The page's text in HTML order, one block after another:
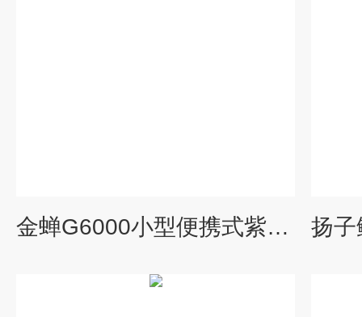
金蝉G6000小型便携式紫外光固化修复设备 扬子